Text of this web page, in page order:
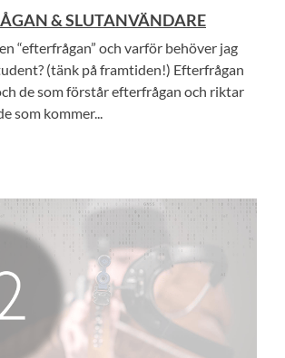
& SLUTANVÄNDARE
“efterfrågan” och varför behöver jag
(tänk på framtiden!) Efterfrågan
de som förstår efterfrågan och riktar
som kommer...